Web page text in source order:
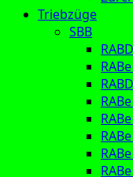
Triebzüge
SBB